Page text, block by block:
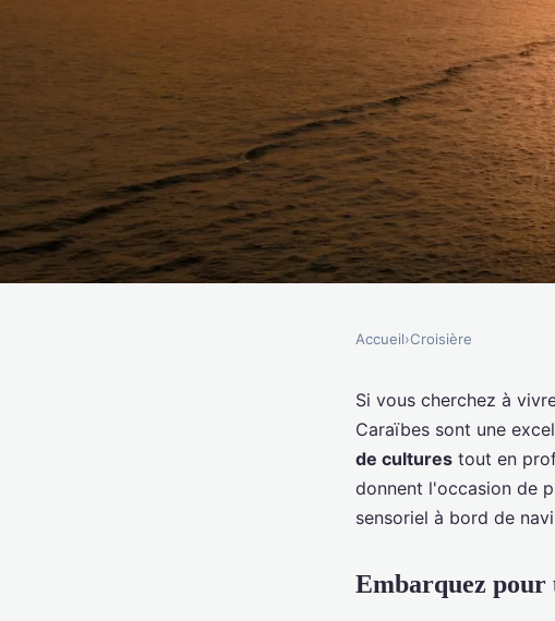
Quelles croisières
découvrir les traditions
Accueil›Croisière
Si vous cherchez à
Caraïbes sont une
de cultures tout en
donnent l'occasion de
sensoriel à bord de
Embarquez pour